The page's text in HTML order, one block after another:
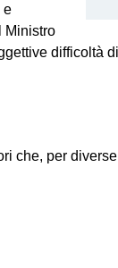
e
Ministro
difficoltà
che, per